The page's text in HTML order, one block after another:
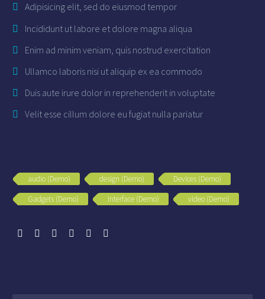
Adipisicing elit, sed do eiusmod tempor
Incididunt ut labore et dolore magna aliqua
Enim ad minim veniam, quis nostrud exercitation
Ullamco laboris nisi ut aliquip ex ea commodo
Duis aute irure dolor in reprehenderit in voluptate
Velit esse cillum dolore eu fugiat nulla pariatur
audio (Demo) design (Demo)
Devices (Demo)
Gadgets (Demo)
Interface (Demo) video (Demo)